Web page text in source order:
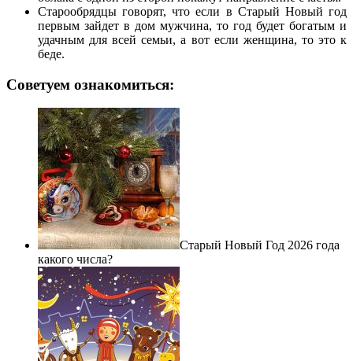
Старообрядцы говорят, что если в Старый Новый год
первым зайдет в дом мужчина, то год будет богатым и
удачным для всей семьи, а вот если женщина, то это к
беде.
Советуем ознакомиться:
Старый Новый Год 2026 года
какого числа?